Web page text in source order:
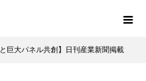
と巨大パネル共創】日刊産業新聞掲載